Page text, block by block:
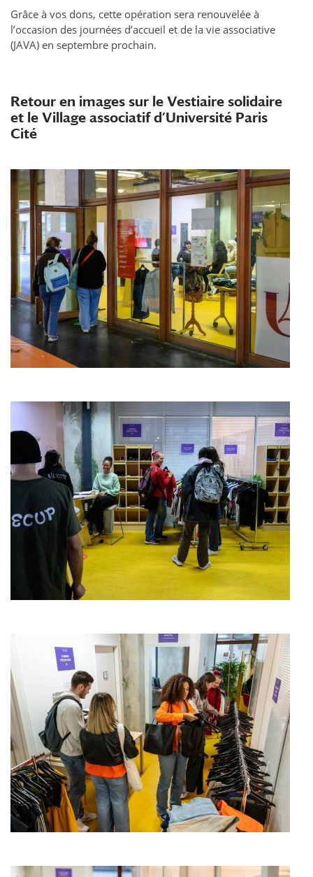
Grâce à vos dons, cette opération sera renouvelée à
l’occasion des journées d’accueil et de la vie associative
(JAVA) en septembre prochain.
Retour en images sur le Vestiaire solidaire
et le Village associatif d’Université Paris
Cité